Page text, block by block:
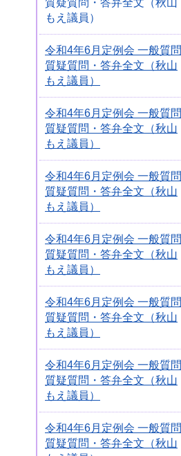
質疑質問・答弁全文（秋山
もえ議員）
令和4年6月定例会 一般質問
質疑質問・答弁全文（秋山
もえ議員）
令和4年6月定例会 一般質問
質疑質問・答弁全文（秋山
もえ議員）
令和4年6月定例会 一般質問
質疑質問・答弁全文（秋山
もえ議員）
令和4年6月定例会 一般質問
質疑質問・答弁全文（秋山
もえ議員）
令和4年6月定例会 一般質問
質疑質問・答弁全文（秋山
もえ議員）
令和4年6月定例会 一般質問
質疑質問・答弁全文（秋山
もえ議員）
令和4年6月定例会 一般質問
質疑質問・答弁全文（秋山